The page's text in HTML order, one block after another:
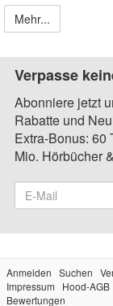
Mehr...
Verpasse
Abonniere jetzt
Rabatte und
Extra-Bonus: 60
Mio. Hörbücher
Anmelden Suchen
Impressum
Hood-AGB
Bewertungen